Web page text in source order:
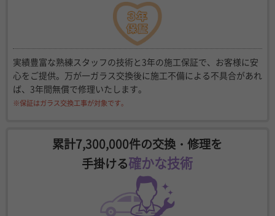
実績豊富な熟練スタッフの技術と3年の施工保証で、お客様に安
心をご提供。万が一ガラス交換後に施工不備による不具合があれ
ば、3年間無償で修理いたします。
※保証はガラス交換工事が対象です。
累計7,300,000件の交換・修理を
手掛ける確かな技術